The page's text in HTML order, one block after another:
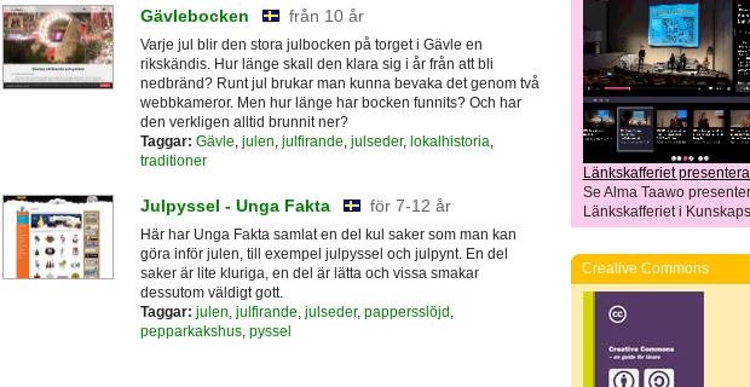
Gävlebocken från 10 år
Varje jul blir den stora julbocken på torget i Gävle en
rikskändis. Hur länge skall den klara sig i år från att bli
nedbränd? Runt jul brukar man kunna bevaka det genom två
webbkameror. Men hur länge har bocken funnits? Och har
den verkligen alltid brunnit ner?
Taggar: Gävle, julen, julfirande, julseder, lokalhistoria,
traditioner
Julpyssel - Unga Fakta för 7-12 år
Här har Unga Fakta samlat en del kul saker som man kan
göra inför julen, till exempel julpyssel och julpynt. En del
saker är lite kluriga, en del är lätta och vissa smakar
dessutom väldigt gott.
Taggar: julen, julfirande, julseder, pappersslöjd,
pepparkakshus, pyssel
Länkskafferiet
Se Alma Taawo
Länkskafferiet i
Creative Commons